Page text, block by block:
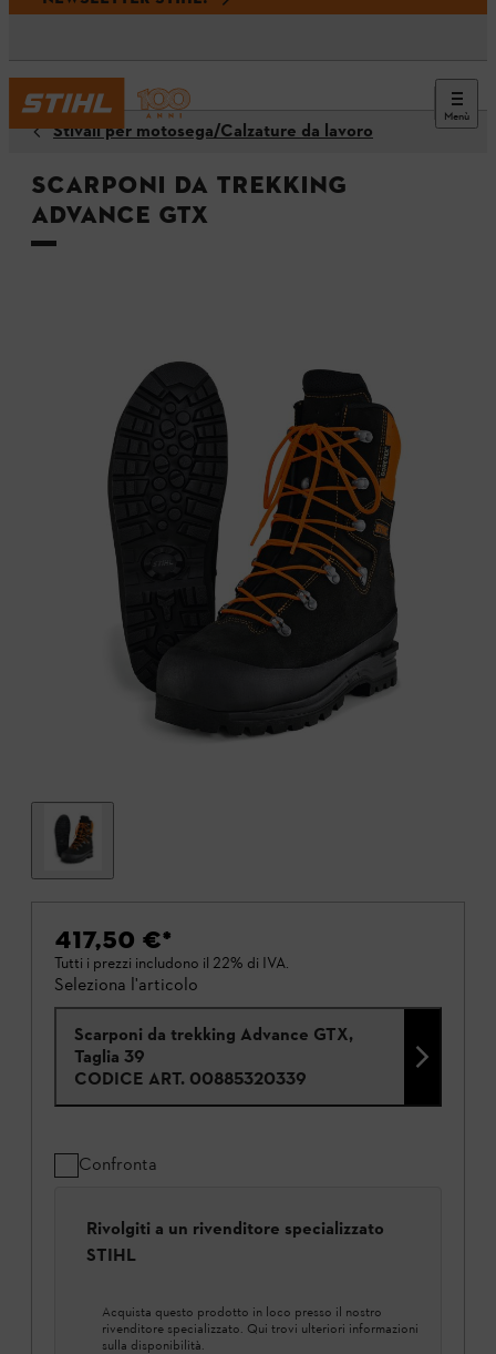
Menù
Stivali per motosega/Calzature da lavoro
Scarponi da trekking
ADVANCE GTX
417,50 €*
Tutti i prezzi includono il 22% di IVA.
Seleziona l'articolo
Scarponi da trekking Advance GTX,
Taglia 39
CODICE ART. 00885320339
Confronta
Rivolgiti a un rivenditore specializzato
STIHL
Acquista questo prodotto in loco presso il nostro
rivenditore specializzato. Qui trovi ulteriori informazioni
sulla disponibilità.